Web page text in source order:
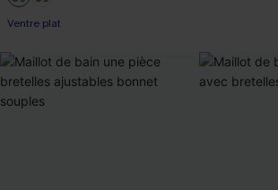
Ventre plat